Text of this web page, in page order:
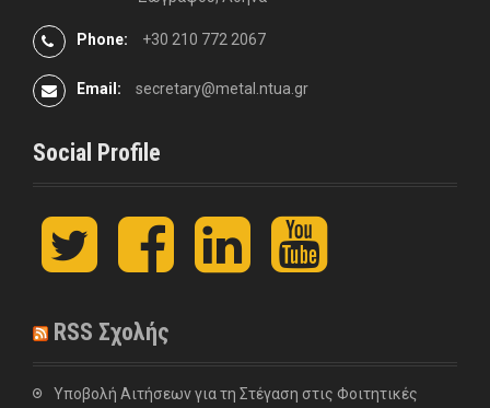
Phone: +30 210 772 2067
Email: secretary@metal.ntua.gr
Social Profile
t
i
e
r
F
c
o
L
n
I
y
u
e
RSS Σχολής
Υποβολή Αιτήσεων για τη Στέγαση στις Φοιτητικές